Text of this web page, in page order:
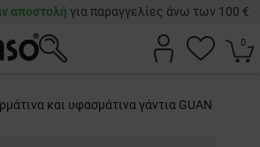
αποστολή για παραγγελίες άνω των 100 €
0
και υφασμάτινα γάντια GUAN